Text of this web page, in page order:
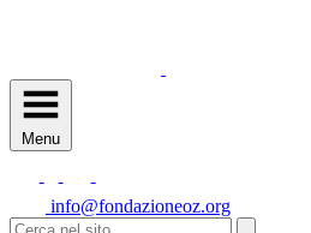
Menu
info@fondazioneoz.org